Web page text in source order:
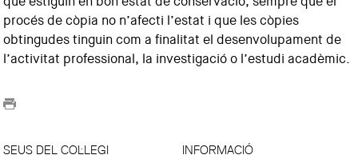
procés de còpia no n’afecti l’estat i que les còpies
obtingudes tinguin com a finalitat el desenvolupament de
l’activitat professional, la investigació o l’estudi acadèmic.
SEUS DEL COL·LEGI INFORMACIÓ